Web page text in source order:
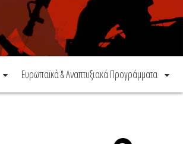
Ευρωπαϊκά & Αναπτυξιακά Προγράμματα